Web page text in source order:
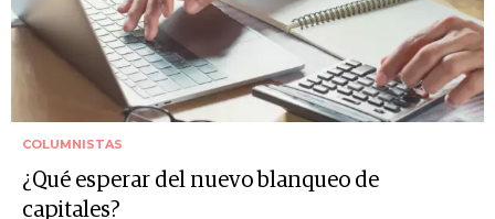
COLUMNISTAS
¿Qué esperar del nuevo blanqueo de
capitales?